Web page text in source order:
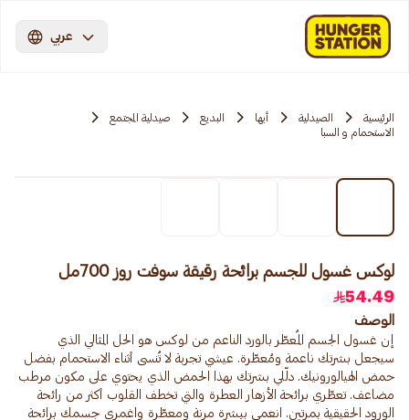
عربي
الرئيسية الصيدلية أبها البديع
صيدلية المجتمع
الاستحمام و السبا
لوكس غسول للجسم برائحة رقيقة سوفت روز 700مل
54.49
الوصف
إن غسول الجسم المُعطّر بالورد الناعم من لوكس هو الحل المثالي الذي
سيجعل بشرتك ناعمة ومُعطّرة. عيشي تجربة لا تُنسى أثناء الاستحمام بفضل
حمض الهيالورونيك. دلّلي بشرتك بهذا الحمض الذي يحتوي على مكون مرطب
مضاعف. تعطّري برائحة الأزهار العطرة والتي تخطف القلوب أكثر من رائحة
الورود الحقيقية بمرتين. انعمي ببشرة مرنة ومعطّرة واغمري جسمك برائحة